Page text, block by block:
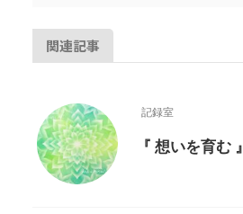
関連記事
記録室
『 想いを育む 』